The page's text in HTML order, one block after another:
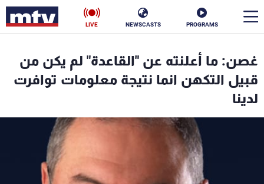
PROGRAMS
NEWSCASTS
LIVE
غصن: ما أعلنته عن "القاعدة" لم يكن من
قبيل التكهن انما نتيجة معلومات توافرت
لدينا
الأخبار
سياسة